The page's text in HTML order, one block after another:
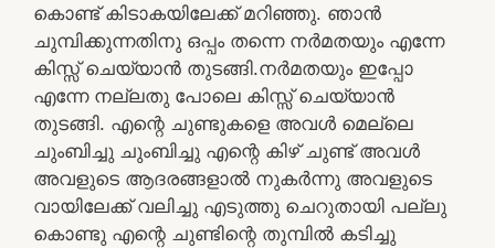
കൊണ്ട് കിടാകയിലേക്ക് മറിഞ്ഞു. ഞാൻ
ചുമ്പിക്കുന്നതിനു ഒപ്പം തന്നെ നർമതയും എന്നേ
കിസ്സ് ചെയ്യാൻ തുടങ്ങി.നർമതയും ഇപ്പോ
എന്നേ നല്ലതു പോലെ കിസ്സ് ചെയ്യാൻ
തുടങ്ങി. എന്റെ ചുണ്ടുകളെ അവൾ മെല്ലെ
ചുംബിച്ചു ചുംബിച്ചു എന്റെ കിഴ് ചുണ്ട് അവൾ
അവളുടെ ആദരങ്ങളാൽ നുകർന്നു അവളുടെ
വായിലേക്ക് വലിച്ചു എടുത്തു ചെറുതായി പല്ലു
കൊണ്ടു എന്റെ ചുണ്ടിന്റെ തുമ്പിൽ കടിച്ചു